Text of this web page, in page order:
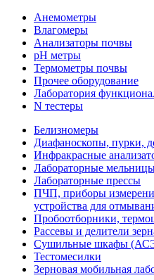
Анемометры
Влагомеры
Анализаторы почвы
pH метры
Термометры почвы
Прочее оборудование
Лаборатория
N тестеры
Белизномеры
Диафаноскопы, пурки,
Инфракрасные
Лабораторные
Лабораторные прессы
ПЧП, приборы
устройства для
Пробоотборники,
Рассевы и делители
Сушильные шкафы
Тестомесилки
Зерновая мобильная